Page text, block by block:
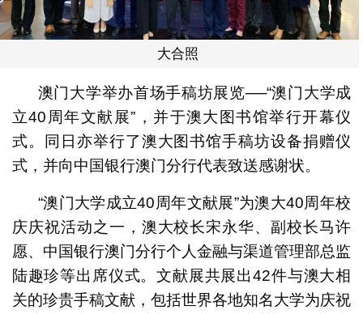
大合照
澳门大学举办首场手稿坊展览──“澳门大学成
立40周年文献展”，并于澳大图书馆举行开幕仪
式。同日亦举行了澳大图书馆手稿坊设备捐赠仪
式，并向中国银行澳门分行代表致送感谢状。
“澳门大学成立40周年文献展”为澳大40周年校
庆庆祝活动之一，澳大校长宋永华、副校长马许
愿、中国银行澳门分行个人金融与渠道管理部总监
陆趣珍等出席仪式。文献展共展出42件与澳大相
关的珍贵手稿文献，包括世界各地知名大学为庆祝